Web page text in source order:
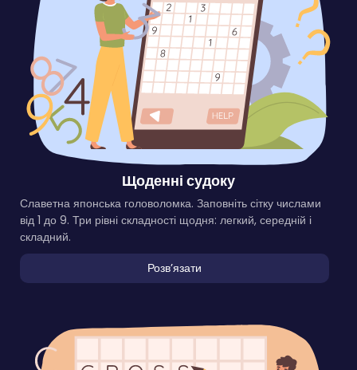
Щоденні судоку
Славетна японська головоломка. Заповніть сітку числами
від 1 до 9. Три рівні складності щодня: легкий, середній і
складний.
Розвʼязати